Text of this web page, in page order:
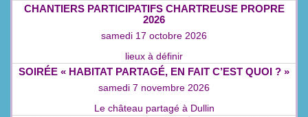
CHANTIERS PARTICIPATIFS CHARTREUSE PROPRE
2026
samedi 17 octobre 2026
lieux à définir
SOIRÉE « HABITAT PARTAGÉ, EN FAIT C’EST QUOI ? »
samedi 7 novembre 2026
Le château partagé à Dullin